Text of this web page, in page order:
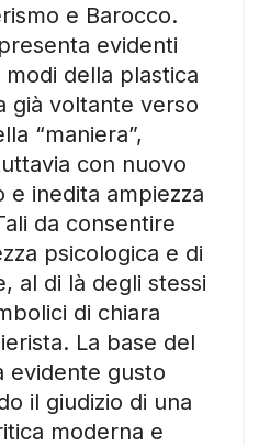
e Barocco.
evidenti
della plastica
già voltante verso
“maniera”,
con nuovo
e inedita ampiezza
da consentire
psicologica e di
al di là degli stessi
di chiara
La base del
evidente gusto
il giudizio di una
moderna e